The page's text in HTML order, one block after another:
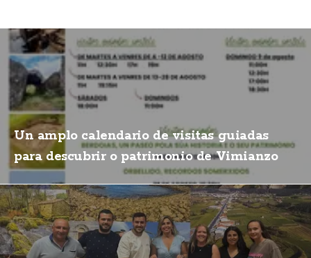
Un amplo calendario de visitas guiadas
para descubrir o patrimonio de Vimianzo